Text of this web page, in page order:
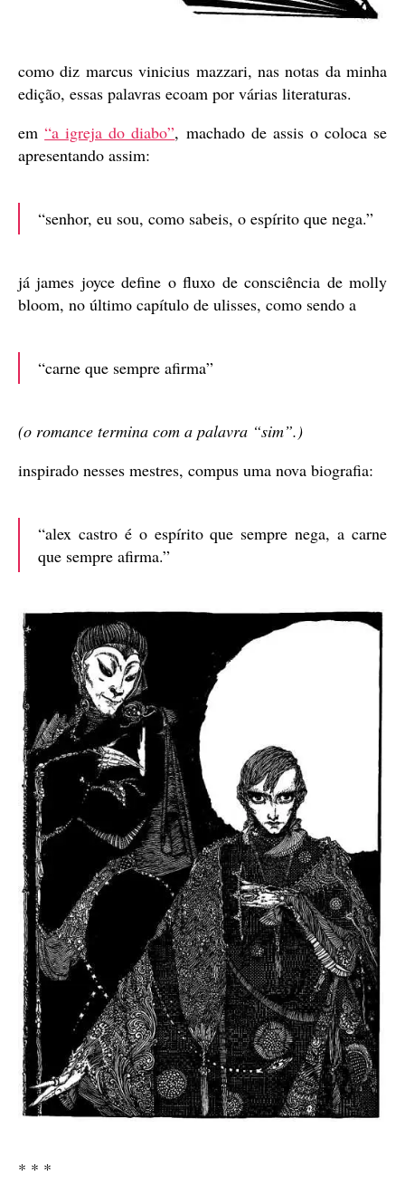
como diz marcus vinicius mazzari, nas notas da minha
edição, essas palavras ecoam por várias literaturas.
em“a igreja do diabo”, machado de assis o coloca se
apresentando assim:
“senhor, eu sou, como sabeis, o espírito que nega.”
já james joyce define o fluxo de consciência de molly
bloom, no último capítulo de ulisses, como sendo a
“carne que sempre afirma”
(o romance termina com a palavra “sim”.)
inspirado nesses mestres, compus uma nova biografia:
“alex castro é o espírito que sempre nega, a carne
que sempre afirma.”
* * *